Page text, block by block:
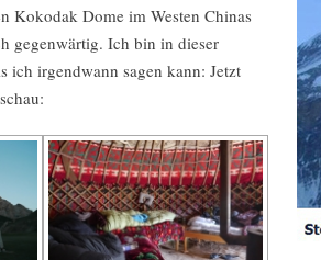
Kokodak Dome im Westen Chinas
gegenwärtig. Ich bin in dieser
irgendwann sagen kann: Jetzt